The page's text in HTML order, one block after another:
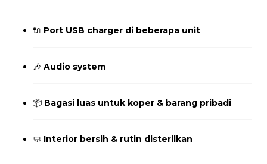
🔌 Port USB charger di beberapa unit
🎶 Audio system
📦 Bagasi luas untuk koper & barang pribadi
🧼 Interior bersih & rutin disterilkan